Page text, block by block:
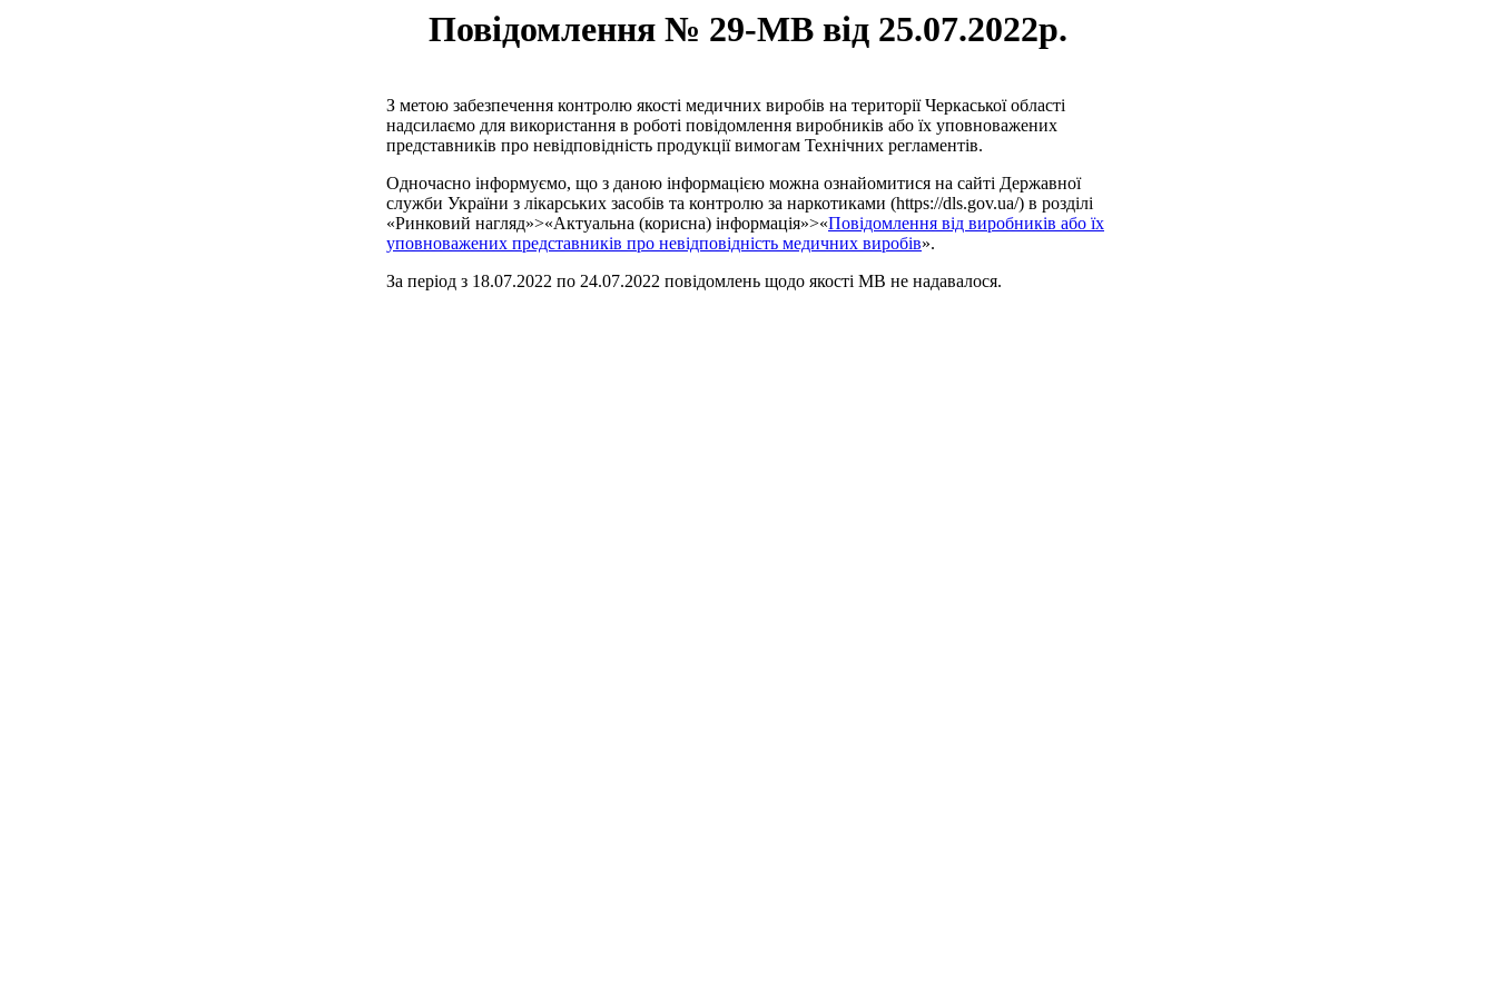
Повідомлення № 29-МВ від 25.07.2022р.
З метою забезпечення контролю якості медичних виробів на території Черкаської області
надсилаємо для використання в роботі повідомлення виробників або їх уповноважених
представників про невідповідність продукції вимогам Технічних регламентів.
Одночасно інформуємо, що з даною інформацією можна ознайомитися на сайті Державної
служби України з лікарських засобів та контролю за наркотиками (https://dls.gov.ua/) в розділі
«Ринковий нагляд»>«Актуальна (корисна) інформація»>«Повідомлення від виробників або їх
уповноважених представників про невідповідність медичних виробів».
За період з 18.07.2022 по 24.07.2022 повідомлень щодо якості МВ не надавалося.